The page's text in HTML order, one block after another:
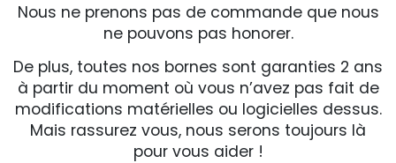
Nous ne prenons pas de commande que nous
ne pouvons pas honorer.
De plus, toutes nos bornes sont garanties 2 ans
à partir du moment où vous n’avez pas fait de
modifications matérielles ou logicielles dessus.
Mais rassurez vous, nous serons toujours là
pour vous aider !